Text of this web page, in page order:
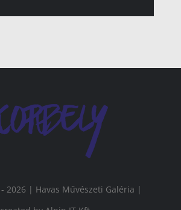
2026 | Havas Művészeti Galéria |